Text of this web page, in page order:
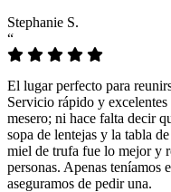
Stephanie S.
“
El lugar perfecto para
Servicio rápido y
mesero; ni hace falta decir
sopa de lentejas y la tabla
miel de trufa fue lo mejor y
personas. Apenas teníamos
aseguramos de pedir una.